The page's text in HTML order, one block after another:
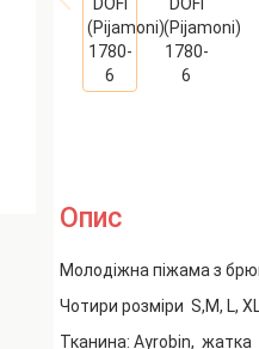
Опис
Молодіжна піжама з
Чотири розміри S,M, L,
Тканина: Ayrobin, жатка